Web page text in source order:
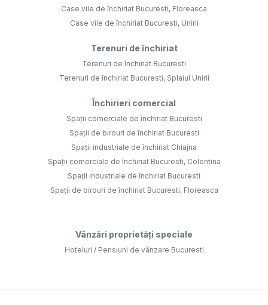
Case vile de închiriat Bucuresti, Floreasca
Case vile de închiriat Bucuresti, Unirii
Terenuri de închiriat
Terenuri de închiriat Bucuresti
Terenuri de închiriat Bucuresti, Splaiul Unirii
Închirieri comercial
Spații comerciale de închiriat Bucuresti
Spații de birouri de închiriat Bucuresti
Spații industriale de închiriat Chiajna
Spații comerciale de închiriat Bucuresti, Colentina
Spații industriale de închiriat Bucuresti
Spații de birouri de închiriat Bucuresti, Floreasca
Vânzări proprietăți speciale
Hoteluri / Pensiuni de vânzare Bucuresti